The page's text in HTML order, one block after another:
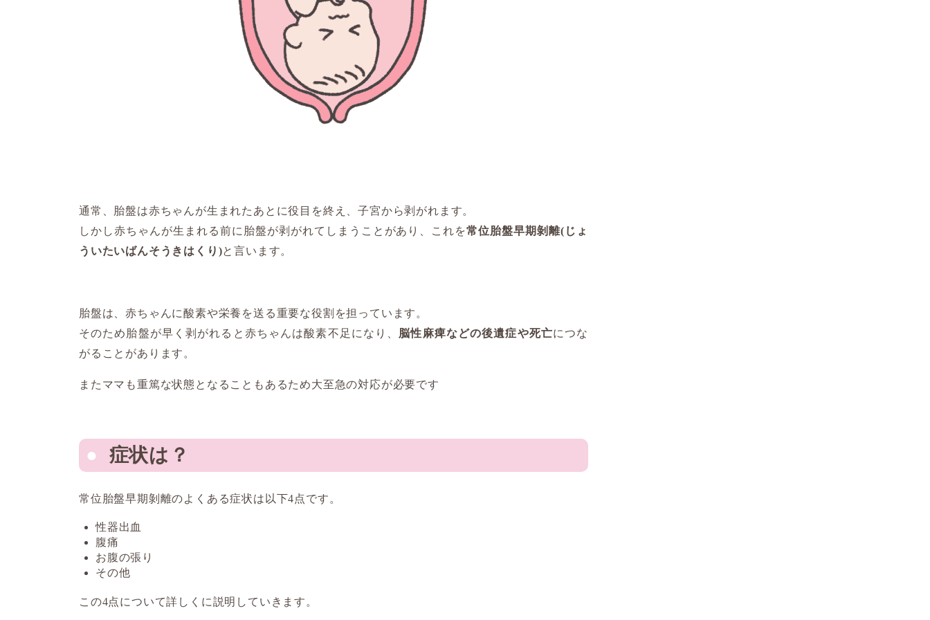
通常、胎盤は赤ちゃんが生まれたあとに役目を終え、子宮から剥がれます。
しかし赤ちゃんが生まれる前に胎盤が剥がれてしまうことがあり、これを常位胎盤早期剝離(じょ
ういたいばんそうきはくり)と言います。
胎盤は、赤ちゃんに酸素や栄養を送る重要な役割を担っています。
そのため胎盤が早く剥がれると赤ちゃんは酸素不足になり、 脳性麻痺などの後遺症や死亡につな
がることがあります。
またママも重篤な状態となることもあるため大至急の対応が必要です
症状は？
常位胎盤早期剝離のよくある症状は以下4点です。
性器出血
腹痛
お腹の張り
その他
この4点について詳しくに説明していきます。